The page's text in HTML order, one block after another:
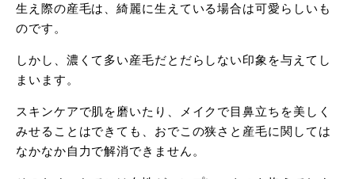
生え際の産毛は、綺麗に生えている場合は可愛らしいも
のです。
しかし、濃くて多い産毛だとだらしない印象を与えてし
まいます。
スキンケアで肌を磨いたり、メイクで目鼻立ちを美しく
みせることはできても、おでこの狭さと産毛に関しては
なかなか自力で解消できません。